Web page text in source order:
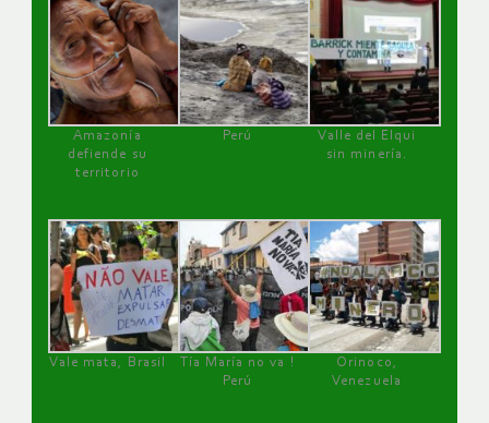
Amazonía
defiende su
territorio
Perú
Valle del Elqui
sin minería.
Vale mata, Brasil
Tía María no va !
Perú
Orinoco,
Venezuela